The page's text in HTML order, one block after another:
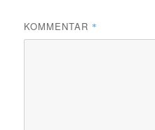
KOMMENTAR *